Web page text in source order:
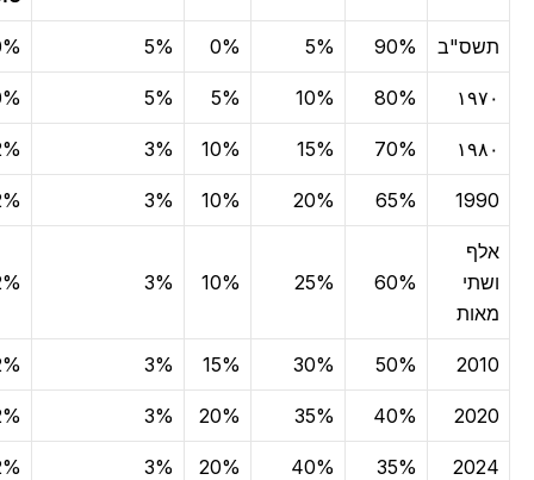
90%
5%
5%
80%
10%
5%
70%
15%
3%
65%
20%
3%
60%
25%
3%
50%
30%
3%
40%
35%
3%
35%
40%
3%